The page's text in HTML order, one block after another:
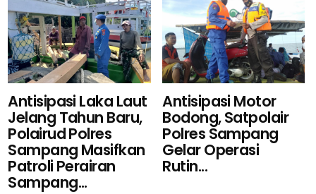
Antisipasi Laka Laut
Jelang Tahun Baru,
Polairud Polres
Sampang Masifkan
Patroli Perairan
Sampang...
Antisipasi Motor
Bodong, Satpolair
Polres Sampang
Gelar Operasi
Rutin...